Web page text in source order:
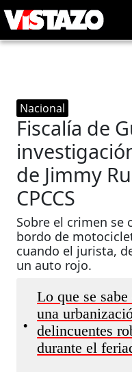
Nacional
Fiscalía de
de Jimmy
CPCCS
Sobre el crimen se
bordo de
cuando el jurista,
un auto rojo.
•
Lo que se
una
delincuentes
durante el